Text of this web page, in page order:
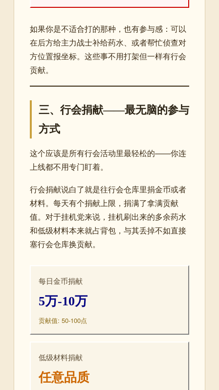
如果你是不适合打的那种，也有参与感：可以
在后方给主力战士补给药水、或者帮忙侦查对
方位置报坐标。这些事不用打架但一样有行会
贡献。
三、行会捐献——最无脑的参与
方式
这个应该是所有行会活动里最轻松的——你连
上线都不用专门盯着。
行会捐献说白了就是往行会仓库里捐金币或者
材料。每天有个捐献上限，捐满了拿满贡献
值。对于挂机党来说，挂机刷出来的多余药水
和低级材料本来就占背包，与其丢掉不如直接
塞行会仓库换贡献。
每日金币捐献
5万-10万
贡献值: 50-100点
低级材料捐献
任意品质